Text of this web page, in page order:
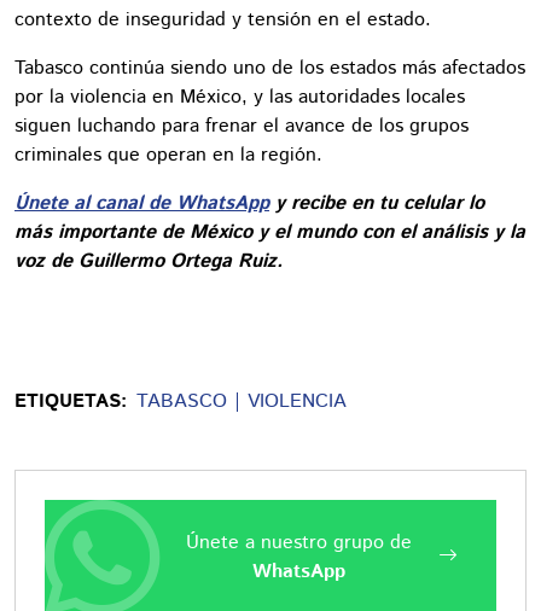
contexto de inseguridad y tensión en el estado.
Tabasco continúa siendo uno de los estados más afectados
por la violencia en México, y las autoridades locales
siguen luchando para frenar el avance de los grupos
criminales que operan en la región.
Únete al canal de WhatsAppy recibe en tu celular lo
más importante de México y el mundo con el análisis y la
voz de Guillermo Ortega Ruiz.
ETIQUETAS: TABASCO VIOLENCIA
Únete a nuestro grupo de
WhatsApp